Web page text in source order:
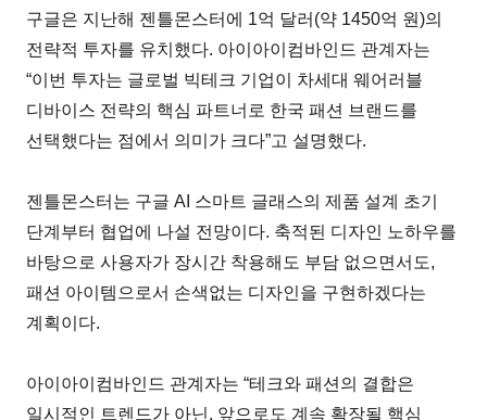
구글은 지난해 젠틀몬스터에 1억 달러(약 1450억 원)의
전략적 투자를 유치했다. 아이아이컴바인드 관계자는
“이번 투자는 글로벌 빅테크 기업이 차세대 웨어러블
디바이스 전략의 핵심 파트너로 한국 패션 브랜드를
선택했다는 점에서 의미가 크다”고 설명했다.
젠틀몬스터는 구글 AI 스마트 글래스의 제품 설계 초기
단계부터 협업에 나설 전망이다. 축적된 디자인 노하우를
바탕으로 사용자가 장시간 착용해도 부담 없으면서도,
패션 아이템으로서 손색없는 디자인을 구현하겠다는
계획이다.
아이아이컴바인드 관계자는 “테크와 패션의 결합은
일시적인 트렌드가 아닌, 앞으로도 계속 확장될 핵심